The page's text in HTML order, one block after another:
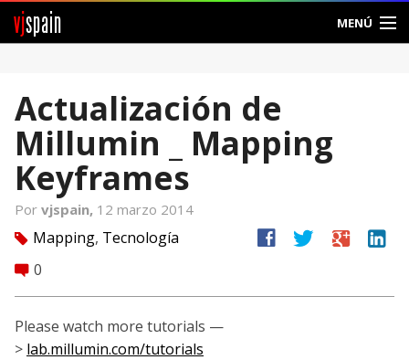
vjspain MENÚ
Foros
Noticias
Vjspain
Ayuda
Entrar
Actualización de
Millumin _ Mapping
Keyframes
Por vjspain, 12 marzo 2014
tag Mapping, Tecnología
comment 0
facebook twitter google linkedin
Please watch more tutorials —
> lab.millumin.com/tutorials